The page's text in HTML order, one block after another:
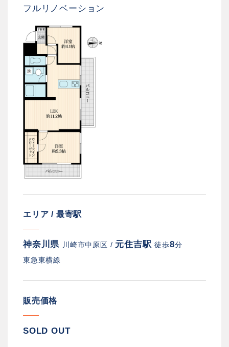
フルリノベーション
エリア / 最寄駅
神奈川県 川崎市中原区 / 元住吉駅徒歩8分
東急東横線
販売価格
SOLD OUT